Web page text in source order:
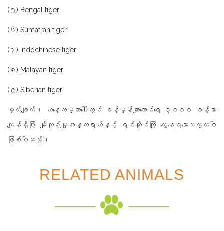
(၅) Bengal tiger
(၆) Sumatran tiger
(၇) Indochinese tiger
(၈) Malayan tiger
(၉) Siberian tiger
မှတ်ချက်။ ယနေ့ကမ္ဘာပေါ်တွင် ခန့်မှန်းကျားကောင်ရေ ၃၀၀၀ ခန့်သာ
ကျန်ရှိပြီး မျိုးသုဉ်းမှုအန္တရာယ်နှင့် ရင်ဆိုင်ကြုံ တွေ့နေရသောသတ္တဝါ
ဖြစ်ပါသည်။
RELATED ANIMALS